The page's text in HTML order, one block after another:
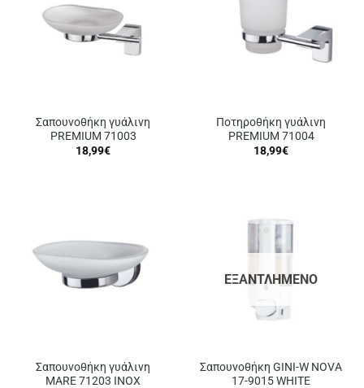
Σαπουνοθήκη γυάλινη
PREMIUM 71003
18,99€
Ποτηροθήκη γυάλινη
PREMIUM 71004
18,99€
Σαπουνοθήκη γυάλινη
MARE 71203 INOX
ΕΞΑΝΤΛΗΜΈΝΟ
Σαπουνοθήκη GINI-W NOVA
17-9015 WHITE